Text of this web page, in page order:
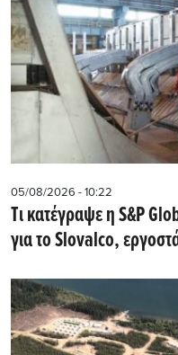
05/08/2026 - 10:22
Tι κατέγραψε η S&P
για το Slovalco,